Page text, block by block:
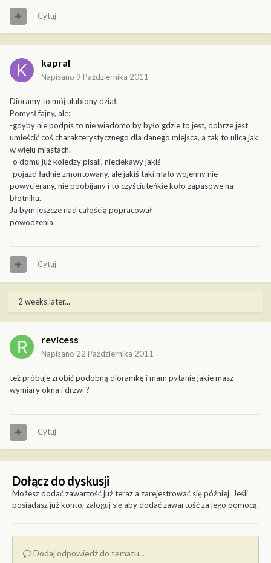
Cytuj
kapral
Napisano 9 Października 2011
Dioramy to mój ulubiony dział.
Pomysł fajny, ale:
-gdyby nie podpis to nie wiadomo by było gdzie to jest, dobrze jest
umieścić coś charakterystycznego dla danego miejsca, a tak to ulica jak
w wielu miastach.
-o domu już koledzy pisali, nieciekawy jakiś
-pojazd ładnie zmontowany, ale jakiś taki mało wojenny nie
powycierany, nie poobijany i to czyściuteńkie koło zapasowe na
błotniku.
Ja bym jeszcze nad całością popracował
powodzenia
Cytuj
2 weeks later...
revicess
Napisano 22 Października 2011
też próbuje zrobić podobną dioramkę i mam pytanie jakie masz
wymiary okna i drzwi ?
Cytuj
Dołącz do dyskusji
Możesz dodać zawartość już teraz a zarejestrować się później. Jeśli
posiadasz już konto, zaloguj sięaby dodać zawartość za jego pomocą.
Dodaj odpowiedź do tematu...